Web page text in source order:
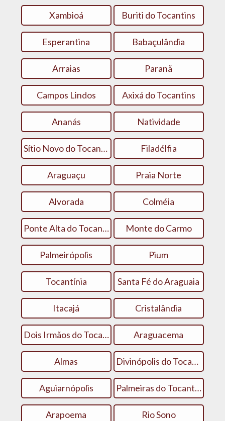
Xambioá Buriti do Tocantins
Esperantina Babaçulândia
Arraias Paranã
Campos Lindos Axixá do Tocantins
Ananás Natividade
Sítio Novo do Tocantins Filadélfia
Araguaçu Praia Norte
Alvorada Colméia
Ponte Alta do Tocantins Monte do Carmo
Palmeirópolis Pium
Tocantínia Santa Fé do Araguaia
Itacajá Cristalândia
Dois Irmãos do Tocantins Araguacema
Almas Divinópolis do Tocantins
Aguiarnópolis Palmeiras do Tocantins
Arapoema Rio Sono